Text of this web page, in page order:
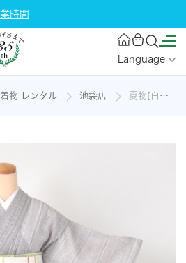
時間
Language
物 レンタル 池袋店 夏物[白・縞文様]の着物レンタル